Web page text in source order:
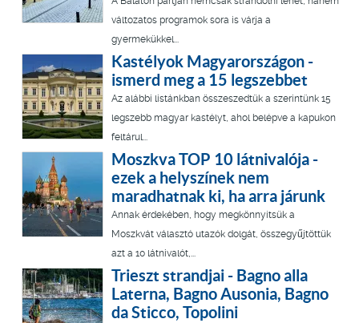
változatos programok sora is várja a
gyermekükkel...
Kastélyok Magyarországon -
ismerd meg a 15 legszebbet
Az alábbi listánkban összeszedtük a szerintünk 15
legszebb magyar kastélyt, ahol belépve a kapukon
feltárul...
Moszkva TOP 10 látnivalója -
ezek a helyszínek nem
maradhatnak ki, ha arra járunk
Annak érdekében, hogy megkönnyítsük a
Moszkvát választó utazók dolgát, összegyűjtöttük
azt a 10 látnivalót,...
Trieszt strandjai - Bagno alla
Laterna, Bagno Ausonia, Bagno
da Sticco, Topolini